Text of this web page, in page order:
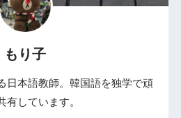
もり子
日本語教師。韓国語を独学で頑
有しています。